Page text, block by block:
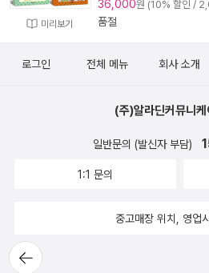
미리보기
36,000원 (10% 할인 /
품절
뒤로가
기
로그인 전체 메뉴 회사 소개
(주)알라딘커뮤니케
일반문의 (발신자 부담)
1:1 문의
중고매장 위치, 영업